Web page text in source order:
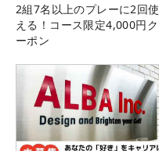
2組7名以上のプレーに2回使
える！コース限定4,000円ク
ーポン